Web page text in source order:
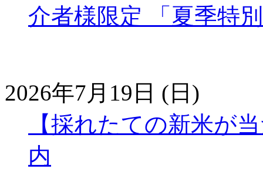
介者様限定 「夏季特
2026年7月19日 (日)
【採れたての新米が
内